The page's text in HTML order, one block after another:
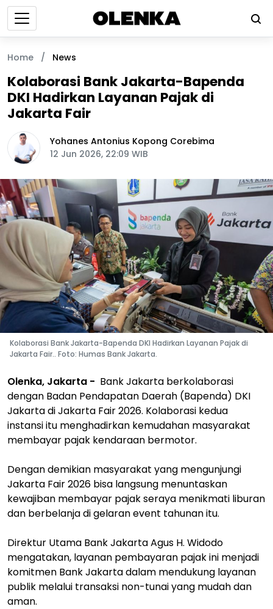
Home / News
Kolaborasi Bank Jakarta-Bapenda
DKI Hadirkan Layanan Pajak di
Jakarta Fair
Yohanes Antonius Kopong Corebima
12 Jun 2026, 22:09 WIB
Kolaborasi Bank Jakarta-Bapenda DKI Hadirkan Layanan Pajak di
Jakarta Fair.. Foto: Humas Bank Jakarta.
Olenka, Jakarta - Bank Jakarta berkolaborasi
dengan Badan Pendapatan Daerah (Bapenda) DKI
Jakarta di Jakarta Fair 2026. Kolaborasi kedua
instansi itu menghadirkan kemudahan masyarakat
membayar pajak kendaraan bermotor.
Dengan demikian masyarakat yang mengunjungi
Jakarta Fair 2026 bisa langsung menuntaskan
kewajiban membayar pajak seraya menikmati liburan
dan berbelanja di gelaran event tahunan itu.
Direktur Utama Bank Jakarta Agus H. Widodo
mengatakan, layanan pembayaran pajak ini menjadi
komitmen Bank Jakarta dalam mendukung layanan
publik melalui transaksi non-tunai yang mudah dan
aman.